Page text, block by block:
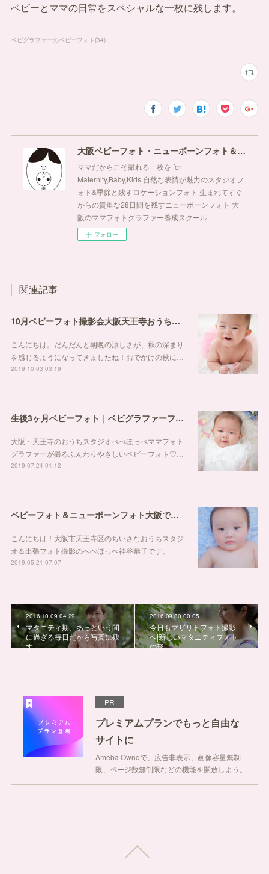
ベビーとママの日常をスペシャルな一枚に残します。
ベビグラファーのベビーフォト (34)
大阪ベビーフォト・ニューボーンフォト＆ママフォトグラファースクールぺぺほっぺ
ママだからこそ撮れる一枚を for
Maternity,Baby,Kids 自然な表情が魅力のスタジオフ
ォト&季節と残すロケーションフォト 生まれてすぐ
からの貴重な28日間を残すニューボーンフォト 大
阪のママフォトグラファー養成スクール
フォロー
関連記事
10月ベビーフォト撮影会大阪天王寺おうちスタジオ
こんにちは。だんだんと朝晩の涼しさが、秋の深まり
を感じるようになってきましたね！おでかけの秋に…
2019.10.03 03:19
生後3ヶ月ベビーフォト｜ベビグラファーフォトスタジオ大阪
大阪・天王寺のおうちスタジオぺぺほっぺママフォト
グラファーが撮るふんわりやさしいベビーフォト♡…
2019.07.24 01:12
ベビーフォト＆ニューボーンフォト大阪で撮影しています！
こんにちは！大阪市天王寺区のちいさなおうちスタジ
オ＆出張フォト撮影のぺぺほっぺ神谷恭子です。
2019.05.21 07:07
2016.10.09 04:29
マタニティ期、あっという間
に過ぎる毎日だから写真に残
す
2016.09.30 00:05
今日もマザリトフォト撮影
へ|新しいマタニティフォト
の形
PR
プレミアムプランでもっと自由な
サイトに
Ameba Owndで、広告非表示、画像容量無制
限、ページ数無制限などの機能を開放しよう。